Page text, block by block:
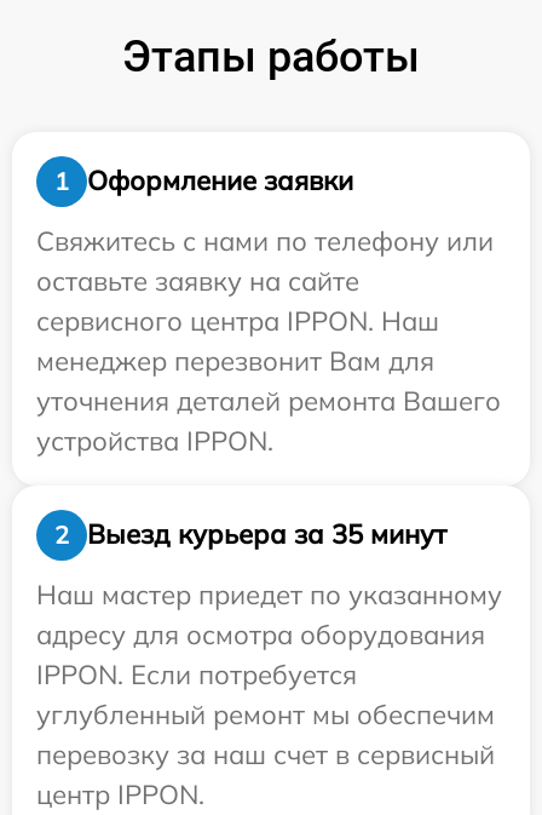
Этапы работы
1
Оформление заявки
Свяжитесь с нами по телефону или
оставьте заявку на сайте
сервисного центра IPPON. Наш
менеджер перезвонит Вам для
уточнения деталей ремонта Вашего
устройства IPPON.
2
Выезд курьера за 35 минут
Наш мастер приедет по указанному
адресу для осмотра оборудования
IPPON. Если потребуется
углубленный ремонт мы обеспечим
перевозку за наш счет в сервисный
центр IPPON.